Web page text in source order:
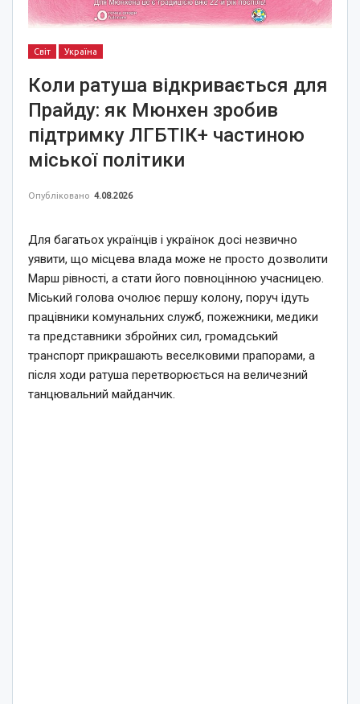
Світ Україна
Коли ратуша відкривається для
Прайду: як Мюнхен зробив
підтримку ЛГБТІК+ частиною
міської політики
Опубліковано 4.08.2026
Для багатьох українців і українок досі незвично
уявити, що місцева влада може не просто дозволити
Марш рівності, а стати його повноцінною учасницею.
Міський голова очолює першу колону, поруч ідуть
працівники комунальних служб, пожежники, медики
та представники збройних сил, громадський
транспорт прикрашають веселковими прапорами, а
після ходи ратуша перетворюється на величезний
танцювальний майданчик.